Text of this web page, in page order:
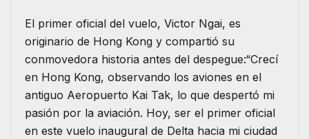
El primer oficial del vuelo, Victor Ngai, es
originario de Hong Kong y compartió su
conmovedora historia antes del despegue:“Crecí
en Hong Kong, observando los aviones en el
antiguo Aeropuerto Kai Tak, lo que despertó mi
pasión por la aviación. Hoy, ser el primer oficial
en este vuelo inaugural de Delta hacia mi ciudad